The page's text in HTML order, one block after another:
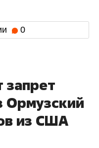
0
запрет
Ормузский
из США